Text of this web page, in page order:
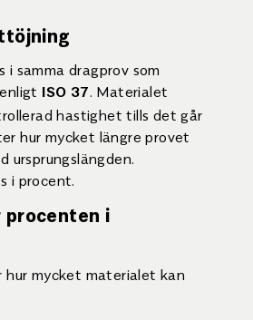
samma dragprov som
ISO 37. Materialet
hastighet tills det går
hur mycket längre provet
ursprungslängden.
i procent.
procenten i
hur mycket materialet kan